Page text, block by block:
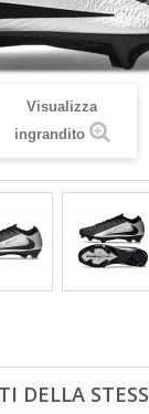
Visualizza
ingrandito
DELLA